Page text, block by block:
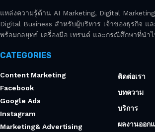
แหล่งความรู้ด้าน AI Marketing, Digital
Digital Business สำหรับผู้บริหาร เจ้าของธุรกิจ แ
พร้อมกลยุทธ์ เครื่องมือ เทรนด์ และกรณีศึกษาที่นำไ
CATEGORIES
Content Marketing
Facebook
Google Ads
Instagram
Marketing& Advertising
ติดต่อเรา
บทความ
บริการ
ผลงานออก